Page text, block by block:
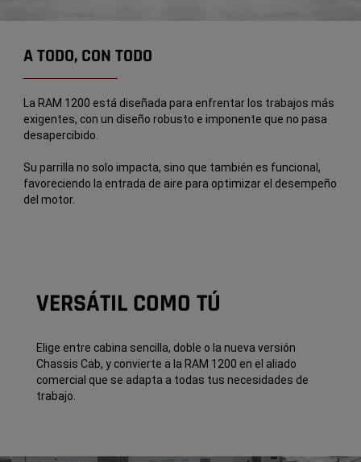
A TODO, CON TODO
La RAM 1200 está diseñada para enfrentar los trabajos más
exigentes, con un diseño robusto e imponente que no pasa
desapercibido.
Su parrilla no solo impacta, sino que también es funcional,
favoreciendo la entrada de aire para optimizar el desempeño
del motor.
VERSÁTIL COMO TÚ
Elige entre cabina sencilla, doble o la nueva versión
Chassis Cab, y convierte a la RAM 1200 en el aliado
comercial que se adapta a todas tus necesidades de
trabajo.